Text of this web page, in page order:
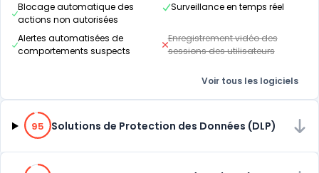
Blocage automatique des
actions non autorisées
Surveillance en temps réel
Alertes automatisées de
comportements suspects
Enregistrement vidéo des
sessions des utilisateurs
Voir tous les logiciels
95% de compatibilité
95 Solutions de Protection des Données (DLP)
90% de compatibilité